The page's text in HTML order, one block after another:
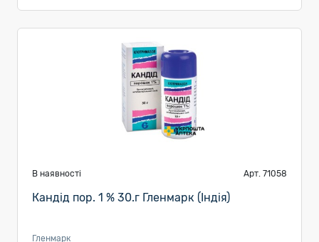
В наявності Арт. 71058
Кандід пор. 1 % 30.г Гленмарк (Індія)
Гленмарк